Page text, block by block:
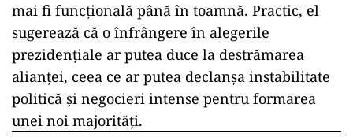
mai fi funcțională până în toamnă. Practic, el
sugerează că o înfrângere în alegerile
prezidențiale ar putea duce la destrămarea
alianței, ceea ce ar putea declanșa instabilitate
politică și negocieri intense pentru formarea
unei noi majorități.